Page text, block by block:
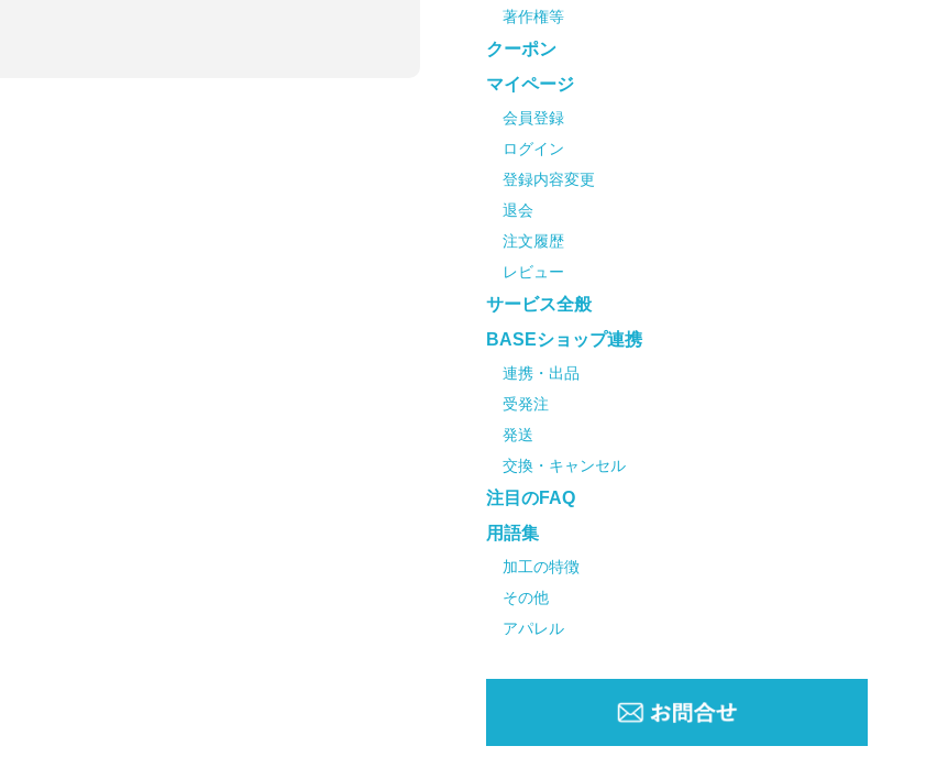
著作権等
クーポン
マイページ
会員登録
ログイン
登録内容変更
退会
注文履歴
レビュー
サービス全般
BASEショップ連携
連携・出品
受発注
発送
交換・キャンセル
注目のFAQ
用語集
加工の特徴
その他
アパレル